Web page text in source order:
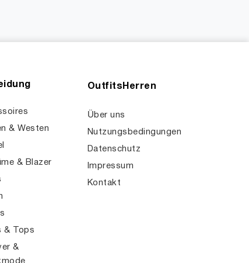
& Westen
& Blazer
& Tops
&
OutfitsHerren
Über uns
Nutzungsbedingungen
Datenschutz
Impressum
Kontakt